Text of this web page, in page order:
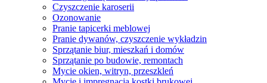
Czyszczenie karoserii
Ozonowanie
Pranie tapicerki meblowej
Pranie dywanów, czyszczenie wykładzin
Sprzątanie biur, mieszkań i domów
Sprzątanie po budowie, remontach
Mycie okien, witryn, przeszkleń